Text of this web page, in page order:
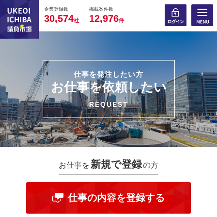
企業登録数
0
3
0
0,
0
5
0
74社
掲載案件数
0
1
0
2,
0
9
0
76件
仕事を発注したい方
お仕事を依頼したい
REQUEST
お仕事を 新規で登録の方
仕事の内容を登録する